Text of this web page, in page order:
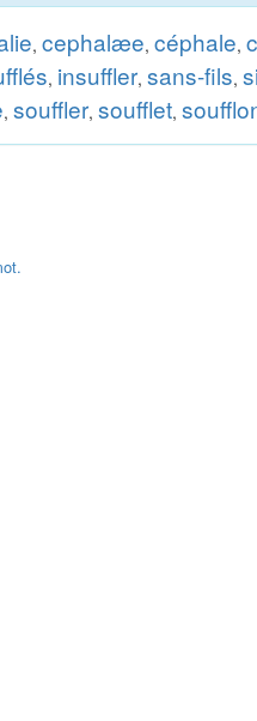
, cephalæe, céphale,
, insuffler, sans-fils,
, souffler, soufflet,